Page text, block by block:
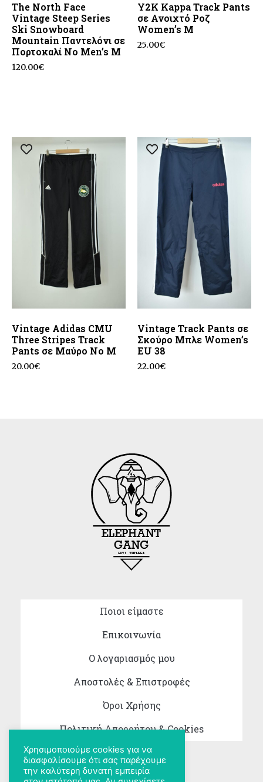
The North Face
Vintage Steep Series
Ski Snowboard
Mountain Παντελόνι σε
Πορτοκαλί No Men’s M
120.00€
Y2K Kappa Track Pants
σε Ανοιχτό Ροζ
Women’s M
25.00€
Vintage Adidas CMU
Three Stripes Track
Pants σε Μαύρο No M
20.00€
Vintage Track Pants σε
Σκούρο Μπλε Women’s
EU 38
22.00€
Ποιοι είμαστε
Επικοινωνία
Ο λογαριασμός μου
Αποστολές & Επιστροφές
Όροι Χρήσης
Πολιτική Απορρήτου & Cookies
Χρησιμοποιούμε cookies για να
διασφαλίσουμε ότι σας παρέχουμε
την καλύτερη δυνατή εμπειρία